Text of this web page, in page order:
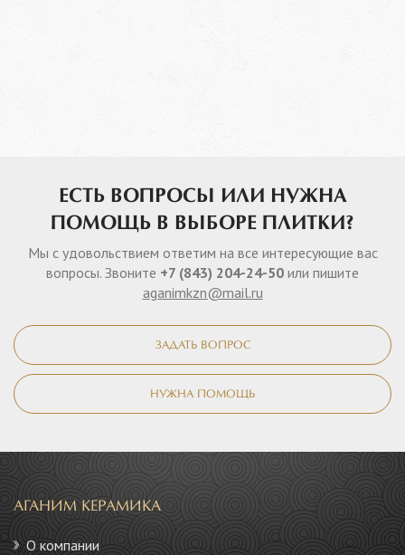
ЕСТЬ ВОПРОСЫ ИЛИ НУЖНА
ПОМОЩЬ В ВЫБОРЕ ПЛИТКИ?
Мы с удовольствием ответим на все интересующие вас
вопросы. Звоните +7 (843) 204-24-50 или пишите
aganimkzn@mail.ru
ЗАДАТЬ ВОПРОС
НУЖНА ПОМОЩЬ
АГАНИМ КЕРАМИКА
О компании